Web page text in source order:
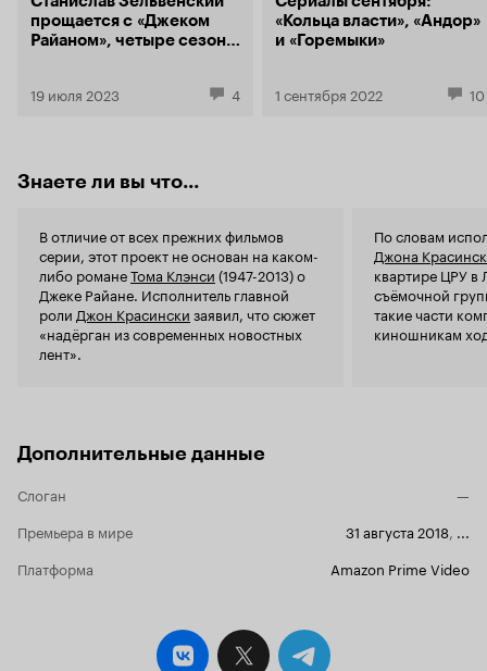
заморачиваясь о хоть каком-то
правдоподобии. Скоро Голливуд будет
выпускать еще более развесистую клюкву о
– повесточка! Как такое нормальному
Всем остальным — строго мимо!
прощается с «Джеком
Райаном», четыре сезона
19 июля 2023 4
«Кольца власти», «Андор»
и «Горемыки»
1 сентября 2022 10
Знаете ли вы что...
В отличие от всех прежних фильмов
серии, этот проект не основан на каком-
либо романеТома Клэнси (1947-2013) о
Джеке Райане. Исполнитель главной
роли Джон Красински заявил, что сюжет
«надёрган из современных новостных
лент».
По словам
Джона
квартире ЦРУ в
съёмочной
такие части
киношникам
Дополнительные данные
Слоган
—
Премьера в мире
31 августа 2018
Платформа
Amazon Prime Video